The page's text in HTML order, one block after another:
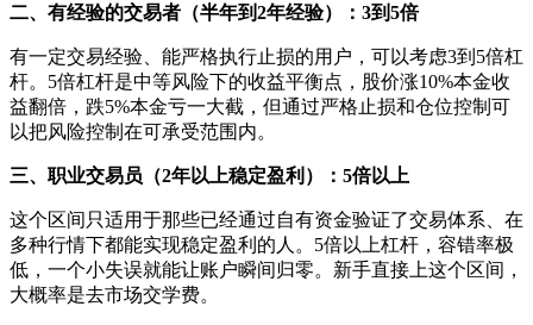
二、有经验的交易者（半年到2年经验）：3到5倍
有一定交易经验、能严格执行止损的用户，可以考虑3到5倍杠
杆。5倍杠杆是中等风险下的收益平衡点，股价涨10%本金收
益翻倍，跌5%本金亏一大截，但通过严格止损和仓位控制可
以把风险控制在可承受范围内。
三、职业交易员（2年以上稳定盈利）：5倍以上
这个区间只适用于那些已经通过自有资金验证了交易体系、在
多种行情下都能实现稳定盈利的人。5倍以上杠杆，容错率极
低，一个小失误就能让账户瞬间归零。新手直接上这个区间，
大概率是去市场交学费。